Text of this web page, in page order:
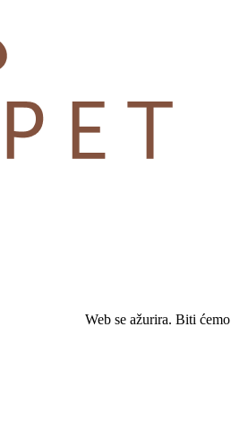
Web se ažurira. Biti